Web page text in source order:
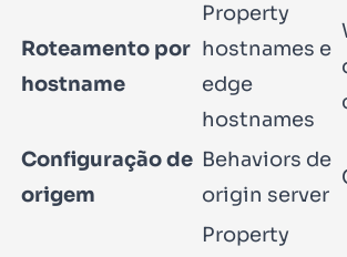
Roteamento por
hostname
Property
hostnames e
edge
hostnames
Configuração de
origem
Behaviors de
origin server
Property